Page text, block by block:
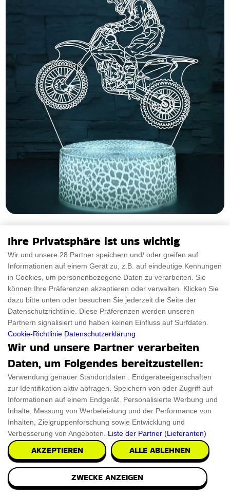
Illusion Wechsel Lampe Motorrad
Die neue Illusion Wechsel Lampe Motorrad eine Mischung
aus Funktionalität und Stil, die jedem Raum
PRÜFEN SIE ES AUS €8.26
Ihre Privatsphäre ist uns wichtig
Wir und unsere 28 Partner speichern und/ oder greifen auf
Informationen auf einem Gerät zu, z.B. auf eindeutige Kennungen
in Cookies, um personenbezogene Daten zu verarbeiten. Sie
können Ihre Präferenzen akzeptieren oder verwalten. Klicken Sie
dazu bitte unten oder besuchen Sie jederzeit die Seite der
Datenschutzrichtlinie. Diese Präferenzen werden unseren
Partnern signalisiert und haben keinen Einfluss auf Surfdaten.
Cookie-Richtlinie Datenschutzerklärung
Wir und unsere Partner verarbeiten
Daten, um Folgendes bereitzustellen:
Verwendung genauer Standortdaten . Endgeräteeigenschaften
zur Identifikation aktiv abfragen. Speichern von oder Zugriff auf
Informationen auf einem Endgerät. Personalisierte Werbung und
Inhalte, Messung von Werbeleistung und der Performance von
Inhalten, Zielgruppenforschung sowie Entwicklung und
Verbesserung von Angeboten. Liste der Partner (Lieferanten)
AKZEPTIEREN ALLE ABLEHNEN
ZWECKE ANZEIGEN